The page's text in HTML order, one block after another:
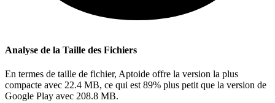
Analyse de la Taille des Fichiers
En termes de taille de fichier, Aptoide offre la version la plus
compacte avec 22.4 MB, ce qui est 89% plus petit que la version de
Google Play avec 208.8 MB.